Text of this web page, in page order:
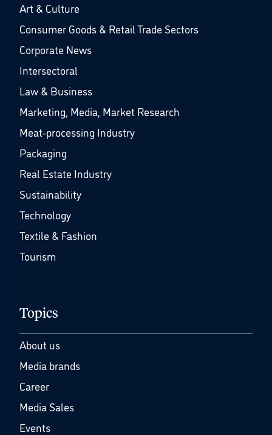
Art & Culture
Consumer Goods & Retail Trade Sectors
Corporate News
Intersectoral
Law & Business
Marketing, Media, Market Research
Meat-processing Industry
Packaging
Real Estate Industry
Sustainability
Technology
Textile & Fashion
Tourism
Topics
About us
Media brands
Career
Media Sales
Events